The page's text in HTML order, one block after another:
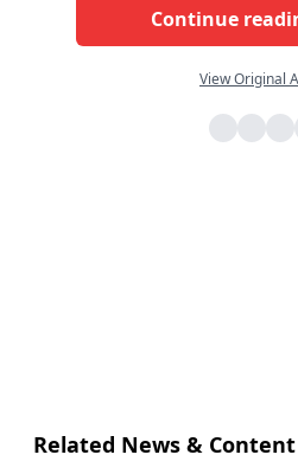
Continue
View Original
Related News & Content